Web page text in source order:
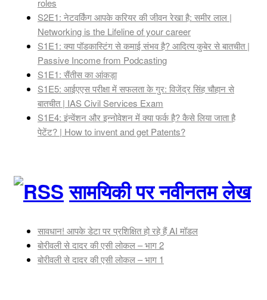
roles
S2E1: नेटवर्किंग आपके करियर की जीवन रेखा है: समीर लाल |
Networking is the Lifeline of your career
S1E1: क्या पॉडकास्टिंग से कमाई संभव है? आदित्य कुबेर से बातचीत |
Passive Income from Podcasting
S1E1: सैंतीस का आंकड़ा
S1E5: आईएएस परीक्षा में सफलता के गुर: विजेंद्र सिंह चौहान से
बातचीत | IAS Civil Services Exam
S1E4: इंन्वेंशन और इन्नोवेशन में क्या फर्क है? कैसे लिया जाता है
पेटेंट? | How to invent and get Patents?
सामयिकी पर नवीनतम लेख
सावधान! आपके डेटा पर प्रशिक्षित हो रहे हैं AI मॉडल
बोरीवली से दादर की एसी लोकल – भाग 2
बोरीवली से दादर की एसी लोकल – भाग 1